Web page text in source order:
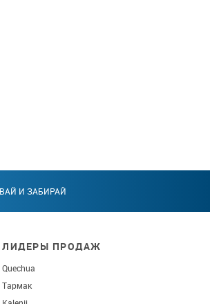
И ЗАБИРАЙ
ЛИДЕРЫ ПРОДАЖ
Quechua
Тармак